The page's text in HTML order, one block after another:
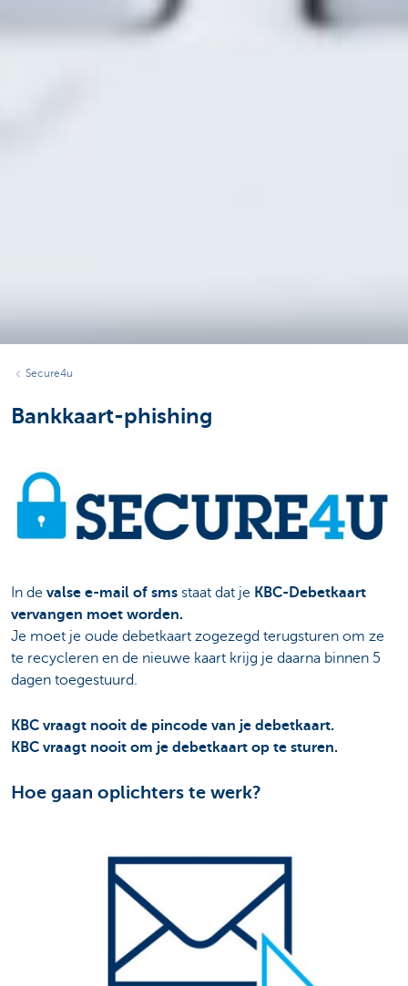
Secure4u
Bankkaart-phishing
In de valse e-mail of sms staat dat je KBC-Debetkaart
vervangen moet worden.
Je moet je oude debetkaart zogezegd terugsturen om ze
te recycleren en de nieuwe kaart krijg je daarna binnen 5
dagen toegestuurd.
KBC vraagt nooit de pincode van je debetkaart.
KBC vraagt nooit om je debetkaart op te sturen.
Hoe gaan oplichters te werk?